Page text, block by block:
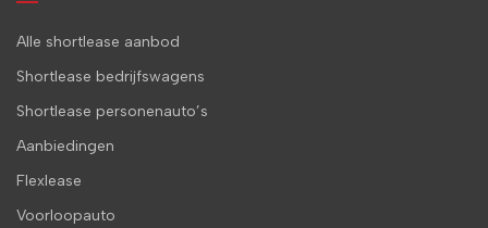
Alle shortlease aanbod
Shortlease bedrijfswagens
Shortlease personenauto’s
Aanbiedingen
Flexlease
Voorloopauto